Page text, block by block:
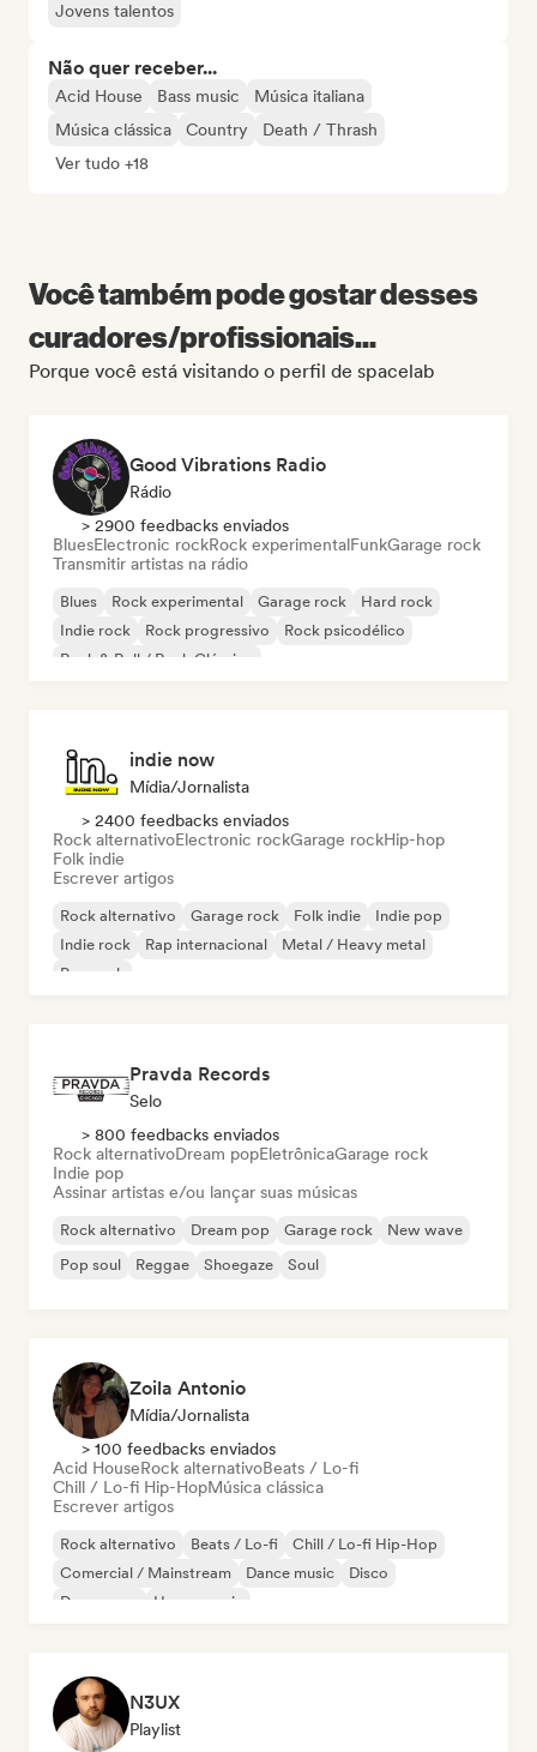
Jovens talentos
Não quer receber...
Acid House Bass music
Música italiana
Música clássica
Country
Death / Thrash
Ver tudo +18
Você também pode gostar desses
curadores/profissionais...
Porque você está visitando o perfil de spacelab
Good Vibrations Radio
Rádio
> 2900 feedbacks enviados
BluesElectronic rockRock experimentalFunkGarage rock
Transmitir artistas na rádio
Blues Rock experimental Garage rock
Hard rock
Indie rock
Rock progressivo
Rock psicodélico
Rock & Roll / Rock Clássico
indie now
Mídia/Jornalista
> 2400 feedbacks enviados
Rock alternativoElectronic rockGarage rockHip-hop
Folk indie
Escrever artigos
Rock alternativo Garage rock Folk indie
Indie pop
Indie rock
Rap internacional
Metal / Heavy metal
Pop rock
Pravda Records
Selo
> 800 feedbacks enviados
Rock alternativoDream popEletrônicaGarage rock
Indie pop
Assinar artistas e/ou lançar suas músicas
Rock alternativo Dream pop Garage rock
New wave
Pop soul
Reggae Shoegaze Soul
Zoila Antonio
Mídia/Jornalista
> 100 feedbacks enviados
Acid HouseRock alternativoBeats / Lo-fi
Chill / Lo-fi Hip-HopMúsica clássica
Escrever artigos
Rock alternativo Beats / Lo-fi
Chill / Lo-fi Hip-Hop
Comercial / Mainstream
Dance music
Disco
Dream pop
House music
N3UX
Playlist